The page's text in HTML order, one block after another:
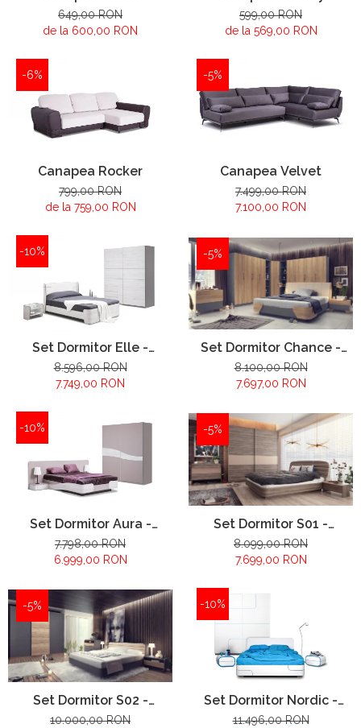
649,00 RON
de la 600,00 RON
599,00 RON
de la 569,00 RON
-6%
Canapea Rocker
799,00 RON
de la 759,00 RON
-5%
Canapea Velvet
7.499,00 RON
7.100,00 RON
-10%
Set Dormitor Elle -
configuratie propusa:
8.596,00 RON
7.749,00 RON
-5%
Set Dormitor Chance -
configuratie propusa:
8.100,00 RON
7.697,00 RON
-10%
Set Dormitor Aura -
configuratie propusa:
7.798,00 RON
6.999,00 RON
-5%
Set Dormitor S01 -
configuratie propusa:
8.099,00 RON
7.699,00 RON
-5%
Set Dormitor S02 -
configuratie propusa:
10.000,00 RON
-10%
Set Dormitor Nordic -
configuratie propusa:
11.496,00 RON